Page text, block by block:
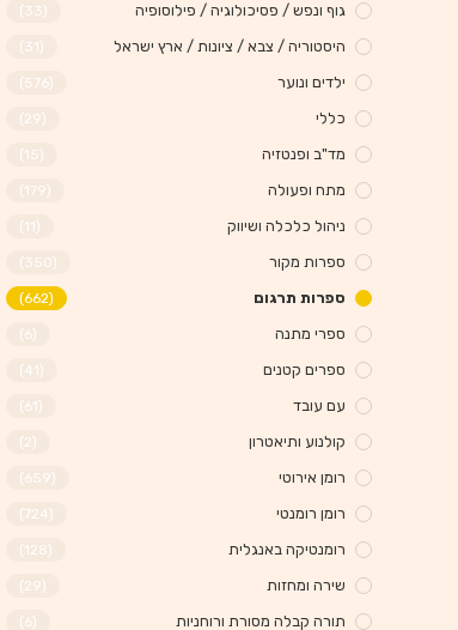
גוף ונפש / פסיכולוגיה / פילוסופיה (33)
היסטוריה / צבא / ציונות / ארץ ישראל (31)
ילדים ונוער (576)
כללי (29)
מד"ב ופנטזיה (15)
מתח ופעולה (179)
ניהול כלכלה ושיווק (11)
ספרות מקור (350)
ספרות תרגום (662)
ספרי מתנה (6)
ספרים קטנים (41)
עם עובד (61)
קולנוע ותיאטרון (2)
רומן אירוטי (659)
רומן רומנטי (724)
רומנטיקה באנגלית (128)
שירה ומחזות (29)
תורה קבלה מסורת ורוחניות (6)